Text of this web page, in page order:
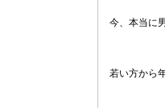
今、本当に
若い方から